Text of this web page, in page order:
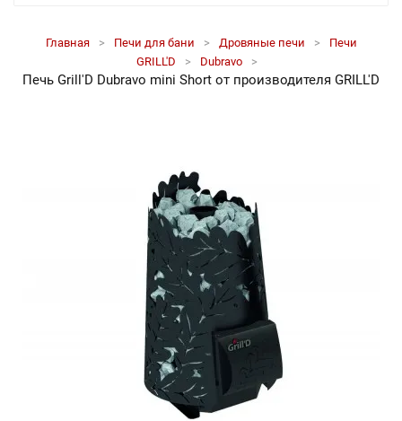
Главная Печи для бани Дровяные печи
Печи
GRILL'D
Dubravo
Печь Grill'D Dubravo mini Short от производителя GRILL'D